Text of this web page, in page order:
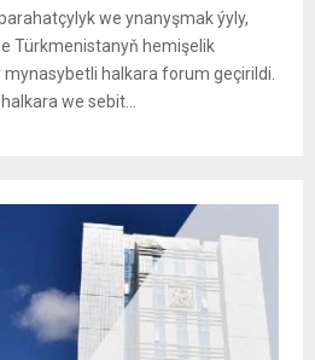
we ynanyşmak ýyly,
Türkmenistanyň hemişelik
halkara forum geçirildi.
we sebit...